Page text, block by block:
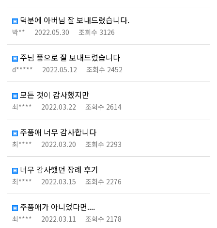
덕분에 아버님 잘 보내드렸습니다.
박** 2022.05.30 조회수 3126
주님 품으로 잘 보내드렸습니다
d***** 2022.05.12 조회수 2452
모든 것이 감사했지만
최**** 2022.03.22 조회수 2614
주품애 너무 감사합니다
최**** 2022.03.20 조회수 2293
너무 감사했던 장례 후기
최**** 2022.03.15 조회수 2276
주품애가 아니었다면....
최**** 2022.03.11 조회수 2178